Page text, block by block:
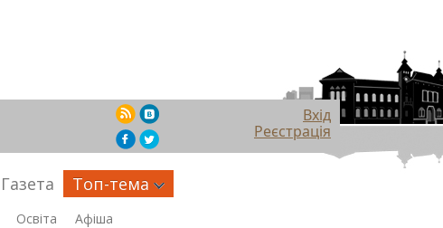
Вхід
Реєстрація
Газета Топ-тема
Освіта Афіша